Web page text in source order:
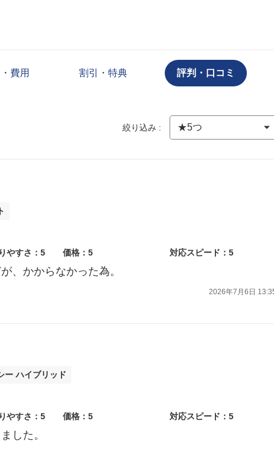
費用 割引・特典 評判・口コミ
絞り込み :
やすさ：5 価格：5 対応スピード：5
、かからなかった為。
2026年7月6日
ー ハイブリッド
やすさ：5 価格：5 対応スピード：5
した。